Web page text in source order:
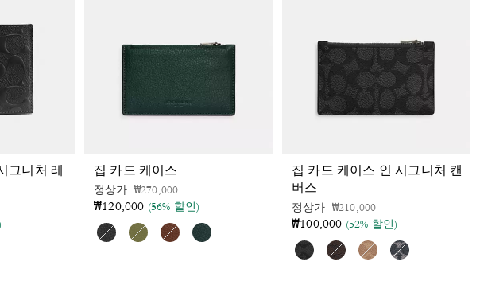
그니처 레
집 카드 케이스
정상가 가격 인하 전
₩270,000인하됨
₩120,000 (56% 할인)
집 카드 케이스 인 시그니처 캔
버스
정상가 가격 인하 전
₩210,000인하됨
₩100,000 (52% 할인)